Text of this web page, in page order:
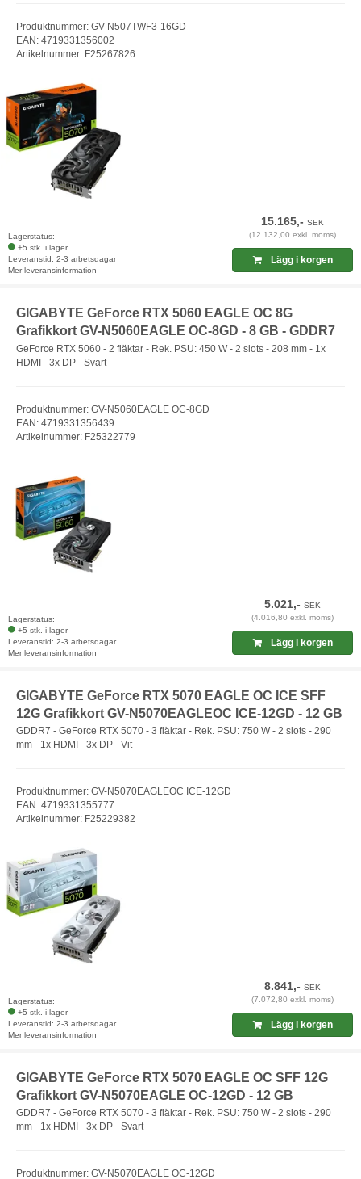
Produktnummer: GV-N507TWF3-16GD
EAN: 4719331356002
Artikelnummer: F25267826
Lagerstatus:
+5 stk. i lager
Leveranstid: 2-3 arbetsdagar
Mer leveransinformation
15.165,-SEK
(12.132,00 exkl. moms)
Lägg i korgen
GIGABYTE GeForce RTX 5060 EAGLE OC 8G
Grafikkort GV-N5060EAGLE OC-8GD - 8 GB - GDDR7
GeForce RTX 5060 - 2 fläktar - Rek. PSU: 450 W - 2 slots - 208 mm - 1x
HDMI - 3x DP - Svart
Produktnummer: GV-N5060EAGLE OC-8GD
EAN: 4719331356439
Artikelnummer: F25322779
Lagerstatus:
+5 stk. i lager
Leveranstid: 2-3 arbetsdagar
Mer leveransinformation
5.021,-SEK
(4.016,80 exkl. moms)
Lägg i korgen
GIGABYTE GeForce RTX 5070 EAGLE OC ICE SFF
12G Grafikkort GV-N5070EAGLEOC ICE-12GD - 12 GB
GDDR7 - GeForce RTX 5070 - 3 fläktar - Rek. PSU: 750 W - 2 slots - 290
mm - 1x HDMI - 3x DP - Vit
Produktnummer: GV-N5070EAGLEOC ICE-12GD
EAN: 4719331355777
Artikelnummer: F25229382
Lagerstatus:
+5 stk. i lager
Leveranstid: 2-3 arbetsdagar
Mer leveransinformation
8.841,-SEK
(7.072,80 exkl. moms)
Lägg i korgen
GIGABYTE GeForce RTX 5070 EAGLE OC SFF 12G
Grafikkort GV-N5070EAGLE OC-12GD - 12 GB
GDDR7 - GeForce RTX 5070 - 3 fläktar - Rek. PSU: 750 W - 2 slots - 290
mm - 1x HDMI - 3x DP - Svart
Produktnummer: GV-N5070EAGLE OC-12GD